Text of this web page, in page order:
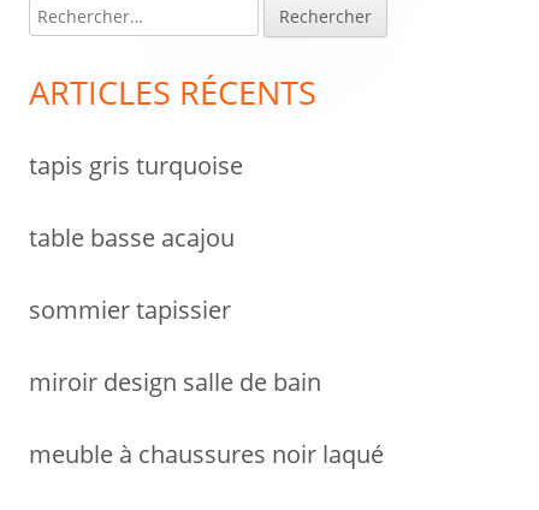
Colonne
latérale
e
h
r
e
ARTICLES RÉCENTS
tapis gris turquoise
table basse acajou
sommier tapissier
miroir design salle de bain
meuble à chaussures noir laqué